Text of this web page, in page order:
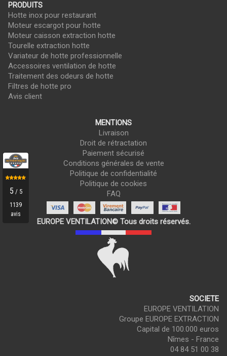
PRODUITS
Hotte inox pour restaurant
Moteur escargot pour hotte
Moteur caisson extraction hotte
Tourelle extraction hotte
Variateur de hotte professionnelle
Accessoires ventilation de hotte
Traitement des odeurs de hotte
Filtres de hotte pro
Avis client
MENTIONS
Livraison
Droit de rétractation
Paiement sécurisé
Conditions générales de vente
Politique de confidentialité
Politique de cookies
FAQ
EUROPE VENTILATION© Tous droits réservés.
SOCIETE
EUROPE VENTILATION
Groupe EUROPE EXTRACTION
Capital de 100.000 euros
Nîmes - France
04 84 51 00 38